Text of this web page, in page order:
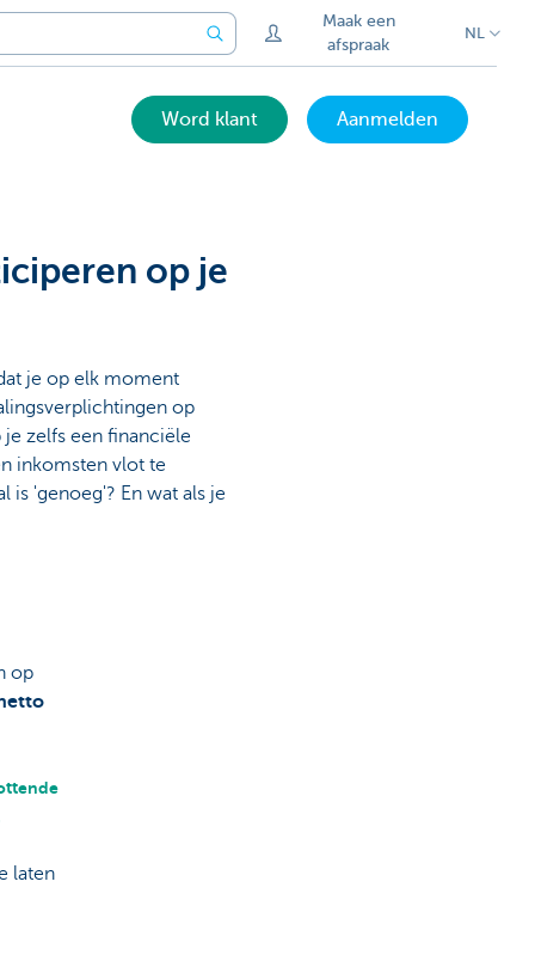
Maak een
afspraak
NL
Word klant Aanmelden
op je
je op elk moment
op
zelfs een financiële
inkomsten vlot te
is 'genoeg'? En wat als je
op
laten